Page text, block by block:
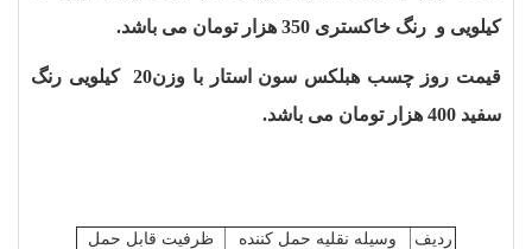
کیلویی و رنگ خاکستری 350 هزار تومان می باشد.
قیمت روز چسب هبلکس سون استار با وزن20 کیلویی رنگ
سفید 400 هزار تومان می باشد.
ردیف وسیله نقلیه حمل کننده
ظرفیت قابل حمل